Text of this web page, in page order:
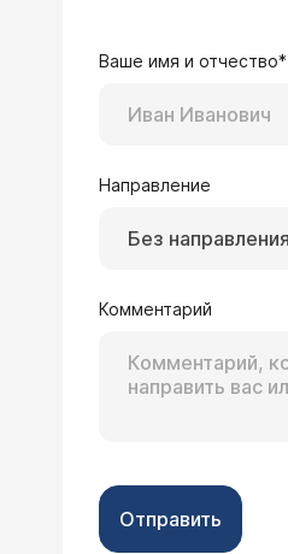
Ваше имя и отчество*
Направление
Без направления
Комментарий
Отправить